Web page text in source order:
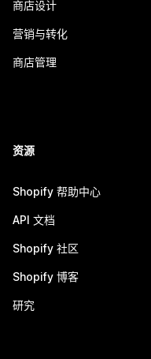
商店设计
营销与转化
商店管理
资源
Shopify 帮助中心
API 文档
Shopify 社区
Shopify 博客
研究